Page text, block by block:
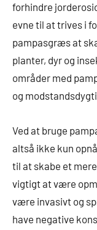
forhindre
evne til at trives i
pampasgræs at
planter, dyr og
områder med
og
Ved at bruge
altså ikke kun
til at skabe et
vigtigt at være
være invasivt og
have negative